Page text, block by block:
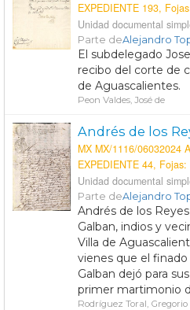
EXPEDIENTE 193,
Unidad documental
Parte deAlejandro
El subdelegado
recibo del corte de
de Aguascalientes.
Peon Valdes, José de
MX MX/1116/06032024
EXPEDIENTE 44,
Unidad documental
Parte deAlejandro
Andrés de los
Galban, indios y
Villa de
vienes que el
Galban dejó para
primer martimonio
Rodríguez Toral, Gregorio